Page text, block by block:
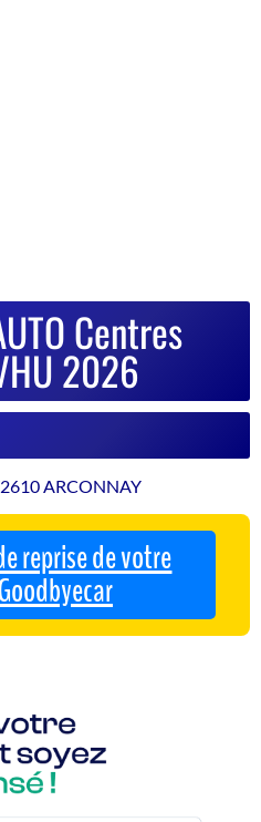
Centres
2026
ARCONNAY
reprise de votre